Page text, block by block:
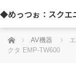
◆めっつぉ：スクエ
ホーム AV機器
クタ EMP-TW600